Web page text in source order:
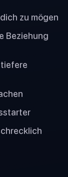
zu mögen
Beziehung